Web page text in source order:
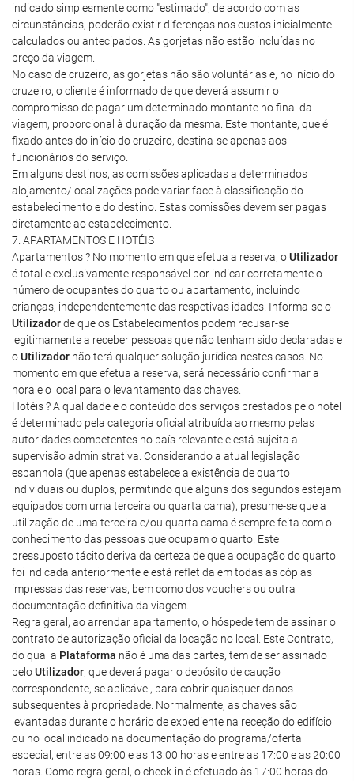
indicado simplesmente como "estimado", de acordo com as
circunstâncias, poderão existir diferenças nos custos inicialmente
calculados ou antecipados. As gorjetas não estão incluídas no
preço da viagem.
No caso de cruzeiro, as gorjetas não são voluntárias e, no início do
cruzeiro, o cliente é informado de que deverá assumir o
compromisso de pagar um determinado montante no final da
viagem, proporcional à duração da mesma. Este montante, que é
fixado antes do início do cruzeiro, destina-se apenas aos
funcionários do serviço.
Em alguns destinos, as comissões aplicadas a determinados
alojamento/localizações pode variar face à classificação do
estabelecimento e do destino. Estas comissões devem ser pagas
diretamente ao estabelecimento.
7. APARTAMENTOS E HOTÉIS
Apartamentos ? No momento em que efetua a reserva, oUtilizador
é total e exclusivamente responsável por indicar corretamente o
número de ocupantes do quarto ou apartamento, incluindo
crianças, independentemente das respetivas idades. Informa-se o
Utilizadorde que os Estabelecimentos podem recusar-se
legitimamente a receber pessoas que não tenham sido declaradas e
oUtilizador não terá qualquer solução jurídica nestes casos. No
momento em que efetua a reserva, será necessário confirmar a
hora e o local para o levantamento das chaves.
Hotéis ? A qualidade e o conteúdo dos serviços prestados pelo hotel
é determinado pela categoria oficial atribuída ao mesmo pelas
autoridades competentes no país relevante e está sujeita a
supervisão administrativa. Considerando a atual legislação
espanhola (que apenas estabelece a existência de quarto
individuais ou duplos, permitindo que alguns dos segundos estejam
equipados com uma terceira ou quarta cama), presume-se que a
utilização de uma terceira e/ou quarta cama é sempre feita com o
conhecimento das pessoas que ocupam o quarto. Este
pressuposto tácito deriva da certeza de que a ocupação do quarto
foi indicada anteriormente e está refletida em todas as cópias
impressas das reservas, bem como dos vouchers ou outra
documentação definitiva da viagem.
Regra geral, ao arrendar apartamento, o hóspede tem de assinar o
contrato de autorização oficial da locação no local. Este Contrato,
do qual a Plataforma não é uma das partes, tem de ser assinado
peloUtilizador, que deverá pagar o depósito de caução
correspondente, se aplicável, para cobrir quaisquer danos
subsequentes à propriedade. Normalmente, as chaves são
levantadas durante o horário de expediente na receção do edifício
ou no local indicado na documentação do programa/oferta
especial, entre as 09:00 e as 13:00 horas e entre as 17:00 e as 20:00
horas. Como regra geral, o check-in é efetuado às 17:00 horas do